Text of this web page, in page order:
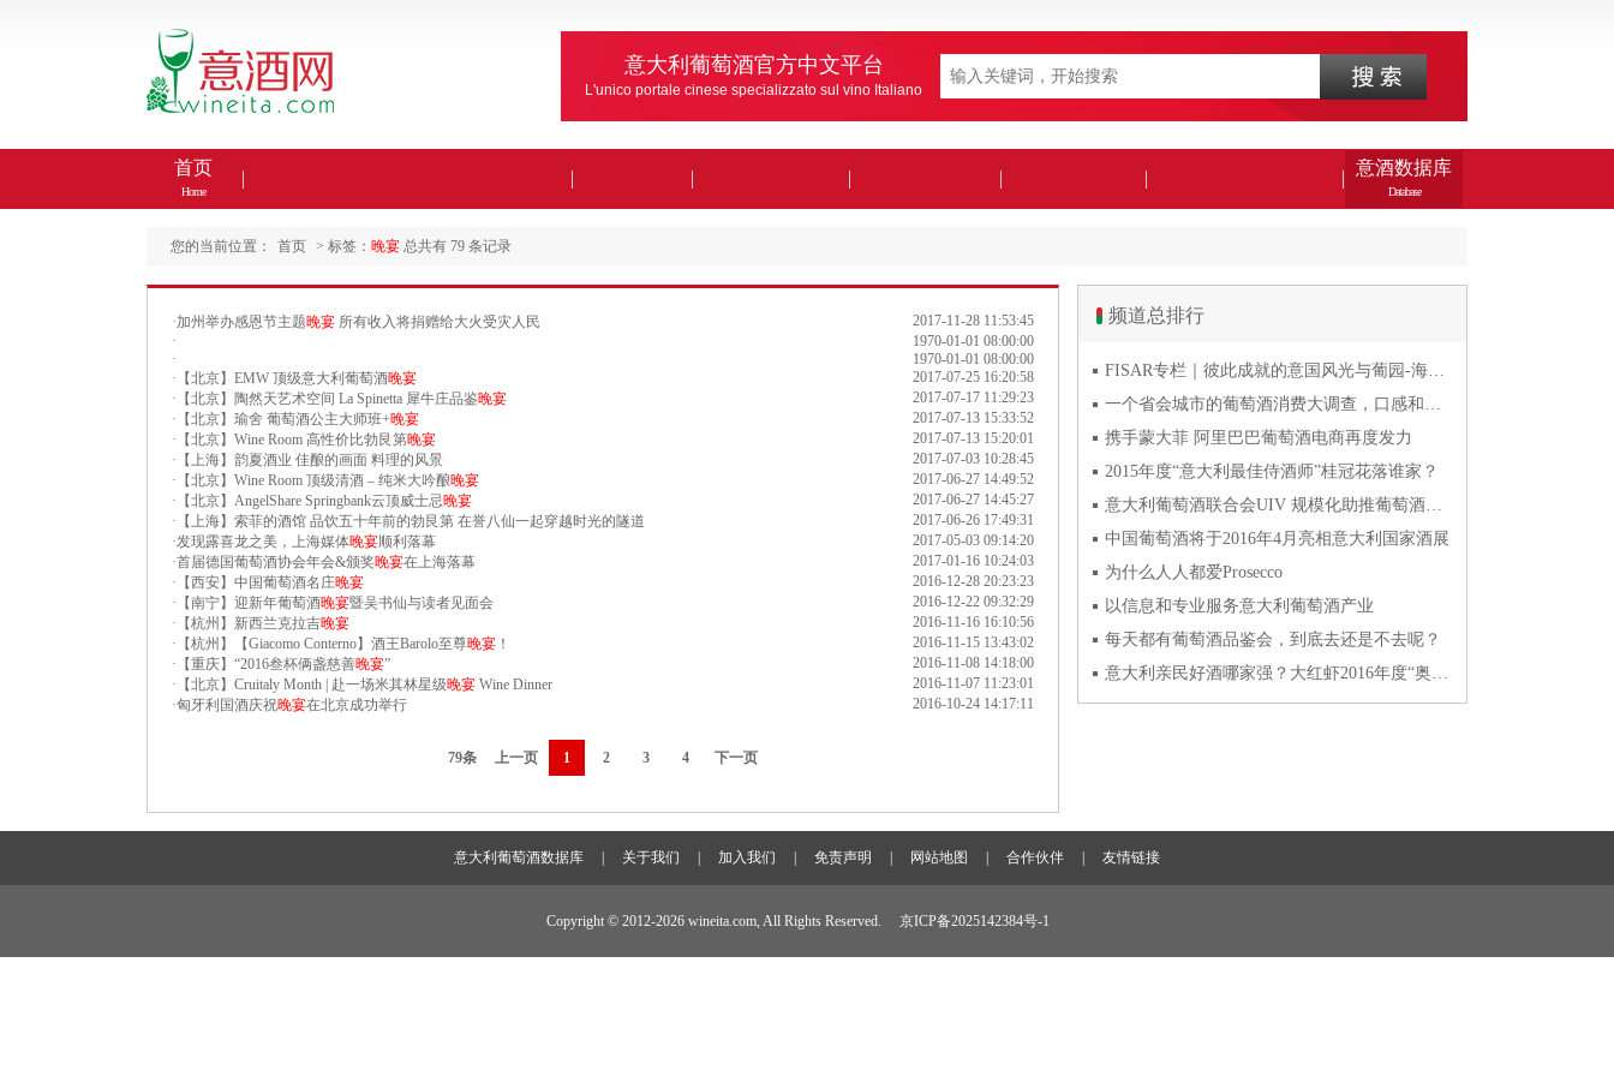
意大利葡萄酒官方中文平台
L'unico portale cinese specializzato sul vino Italiano
首页
Home
意酒数据库
Database
您的当前位置： 首页 > 标签： 晚宴 总共有 79 条记录
2017-11-28 11:53:45
·加州举办感恩节主题晚宴 所有收入将捐赠给大火受灾人民
1970-01-01 08:00:00
·
1970-01-01 08:00:00
·
2017-07-25 16:20:58
· 【北京】EMW 顶级意大利葡萄酒晚宴
2017-07-17 11:29:23
· 【北京】陶然天艺术空间 La Spinetta 犀牛庄品鉴晚宴
2017-07-13 15:33:52
· 【北京】瑜舍 葡萄酒公主大师班+晚宴
2017-07-13 15:20:01
· 【北京】Wine Room 高性价比勃艮第晚宴
2017-07-03 10:28:45
· 【上海】韵夏酒业 佳酿的画面 料理的风景
2017-06-27 14:49:52
· 【北京】Wine Room 顶级清酒 – 纯米大吟酿晚宴
2017-06-27 14:45:27
· 【北京】AngelShare Springbank云顶威士忌晚宴
2017-06-26 17:49:31
· 【上海】索菲的酒馆 品饮五十年前的勃艮第 在誉八仙一起穿越时光的隧道
2017-05-03 09:14:20
·发现露喜龙之美，上海媒体晚宴 顺利落幕
2017-01-16 10:24:03
·首届德国葡萄酒协会年会&颁奖晚宴在上海落幕
2016-12-28 20:23:23
· 【西安】中国葡萄酒名庄晚宴
2016-12-22 09:32:29
· 【南宁】迎新年葡萄酒晚宴暨吴书仙与读者见面会
2016-11-16 16:10:56
· 【杭州】新西兰克拉吉晚宴
2016-11-15 13:43:02
· 【杭州】【Giacomo Conterno】酒王Barolo至尊晚宴 ！
2016-11-08 14:18:00
· 【重庆】“2016叁杯俩盏慈善晚宴”
2016-11-07 11:23:01
· 【北京】Cruitaly Month | 赴一场米其林星级晚宴 Wine Dinner
2016-10-24 14:17:11
·匈牙利国酒庆祝晚宴在北京成功举行
79条 上一页 1 2 3 4 下一页
频道总排行
FISAR专栏｜彼此成就的意国风光与葡园-海风与火山淬炼的潘
一个省会城市的葡萄酒消费大调查，口感和口碑最关键
携手蒙大菲 阿里巴巴葡萄酒电商再度发力
2015年度“意大利最佳侍酒师”桂冠花落谁家？
意大利葡萄酒联合会UIV 规模化助推葡萄酒产业发展
中国葡萄酒将于2016年4月亮相意大利国家酒展
为什么人人都爱Prosecco
以信息和专业服务意大利葡萄酒产业
每天都有葡萄酒品鉴会，到底去还是不去呢？
意大利亲民好酒哪家强？大红虾2016年度“奥斯卡”奖发布
意大利葡萄酒数据库 关于我们 加入我们 免责声明 网站地图 合作伙伴 友情链接
Copyright © 2012-2026 wineita.com, All Rights Reserved. 京ICP备2025142384号-1